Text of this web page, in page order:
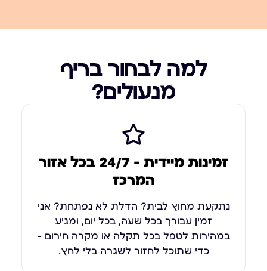
למה לבחור בריף
מנעולים?
זמינות מיידית – 24/7 בכל אזור
המרכז
נתקעת מחוץ לבית? הדלת לא נפתחת? אני
זמין עבורך בכל שעה, בכל יום, ומגיע
במהירות לטפל בכל תקלה או מקרה חירום –
כדי שתוכל לחזור לשגרה בלי לחץ.